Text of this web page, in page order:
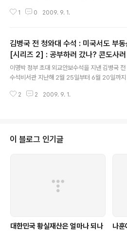
파동등 민감한 문제가 터졌을뿐더러 이명박정부의
의 손자. 김성수는 상만, 상기 두 아들을 두었는데
김상기의 장남입니다 김상기는 전 동아일보 회장
으나 현재 이들 집안은 동아일보 경영에서는 완
난 상태입니다 현재 고려대학교 정치학과 교수인
전 수석은 지난해 4월 24일 고위공직자 재산 공개
축하금으로 받은 돈으로 11살때 자신의 부친인 김
1 0 2009. 9. 1.
김병국 전 청와대 수석 : 미국서도 부동
[시리즈 2] : 공부하러 갔나? 콘도사
이명박 정부 초대 외교안보수석을 지낸 김병국 전
수석비서관 지난해 2월 25일부터 6월 20일까지
파동등 민감한 문제가 터졌을뿐더러 이명박정부의
김상기의 장남입니다 김상기는 전 동아일보 회장
으나 현재 이들 집안은 동아일보 경영에서는 완전
함께 땅을 구입해 언론으로 부터 부동산 신동이라
2 2 2009. 9. 1.
이 블로그 인기글
대한민국 황실재산은 얼마나 되나
나훈